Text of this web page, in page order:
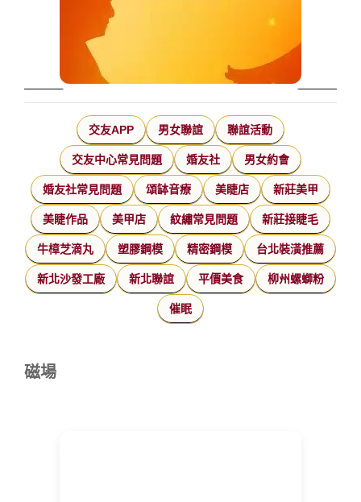
交友APP 男女聯誼 聯誼活動
交友中心常見問題 婚友社 男女約會
婚友社常見問題 頌缽音療 美睫店 新莊美甲
美睫作品 美甲店 紋繡常見問題 新莊接睫毛
牛樟芝滴丸 塑膠鋼模 精密鋼模 台北裝潢推薦
新北沙發工廠 新北聯誼 平價美食 柳州螺螄粉
催眠
磁場